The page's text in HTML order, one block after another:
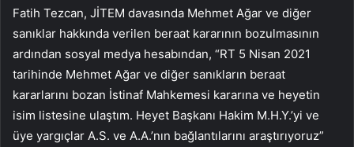
Fatih Tezcan, JİTEM davasında Mehmet Ağar ve diğer
sanıklar hakkında verilen beraat kararının bozulmasının
ardından sosyal medya hesabından, “RT 5 Nisan 2021
tarihinde Mehmet Ağar ve diğer sanıkların beraat
kararlarını bozan İstinaf Mahkemesi kararına ve heyetin
isim listesine ulaştım. Heyet Başkanı Hakim M.H.Y.’yi ve
üye yargıçlar A.S. ve A.A.’nın bağlantılarını araştırıyoruz”